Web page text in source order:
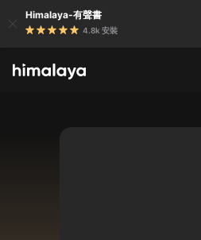
Himalaya-有聲書
4.8k 安裝